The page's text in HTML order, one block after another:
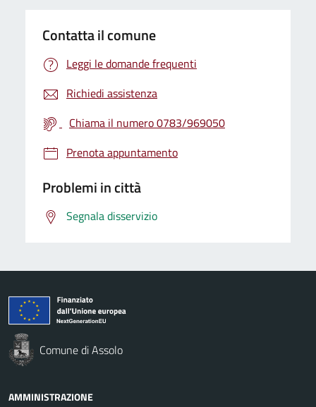
Contatta il comune
Leggi le domande frequenti
Richiedi assistenza
Chiama il numero 0783/969050
Prenota appuntamento
Problemi in città
Segnala disservizio
Comune di Assolo
AMMINISTRAZIONE